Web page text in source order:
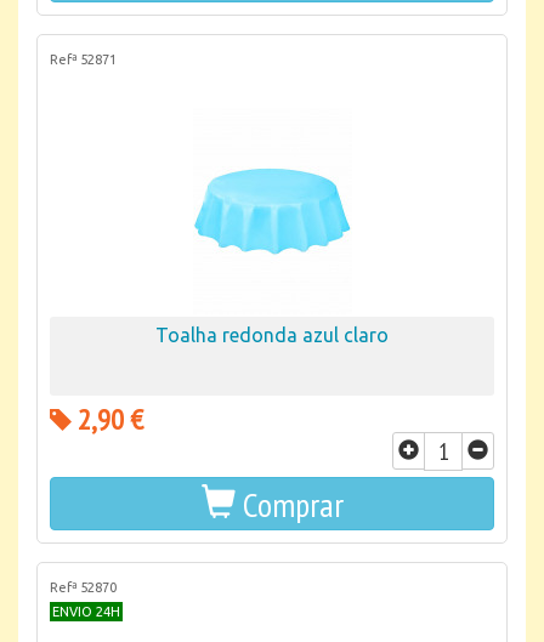
Refª 52871
Toalha redonda azul claro
2,90 €
Comprar
Refª 52870
ENVIO 24H